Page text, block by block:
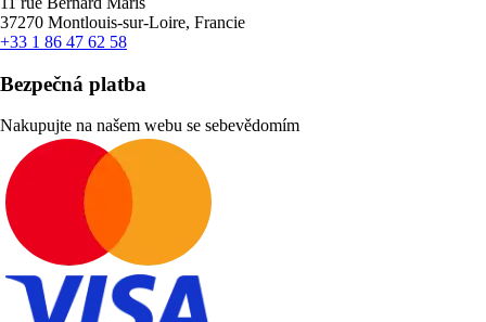
37270 Montlouis-sur-Loire, Francie
+33 1 86 47 62 58
Bezpečná platba
Nakupujte na našem webu se sebevědomím